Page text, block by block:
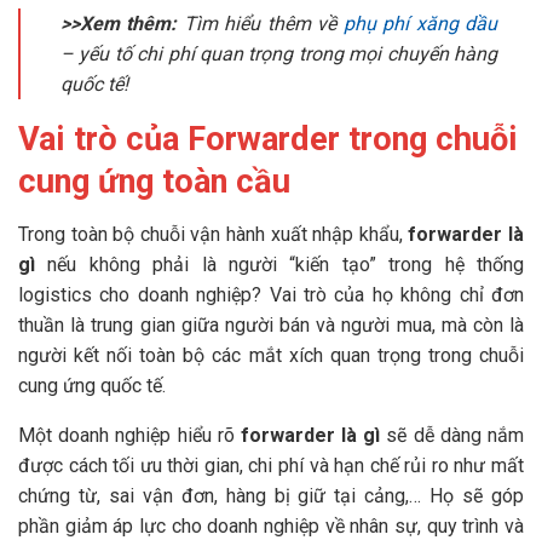
>>Xem thêm: Tìm hiểu thêm về phụ phí xăng dầu
– yếu tố chi phí quan trọng trong mọi chuyến hàng
quốc tế!
Vai trò của Forwarder trong chuỗi
cung ứng toàn cầu
Trong toàn bộ chuỗi vận hành xuất nhập khẩu,forwarder là
gì nếu không phải là người “kiến tạo” trong hệ thống
logistics cho doanh nghiệp? Vai trò của họ không chỉ đơn
thuần là trung gian giữa người bán và người mua, mà còn là
người kết nối toàn bộ các mắt xích quan trọng trong chuỗi
cung ứng quốc tế.
Một doanh nghiệp hiểu rõ forwarder là gì sẽ dễ dàng nắm
được cách tối ưu thời gian, chi phí và hạn chế rủi ro như mất
chứng từ, sai vận đơn, hàng bị giữ tại cảng,… Họ sẽ góp
phần giảm áp lực cho doanh nghiệp về nhân sự, quy trình và